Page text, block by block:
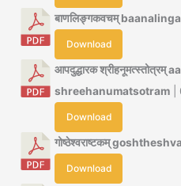
बाणलिङ्गकवचम्
Download
आपदुद्धारक
shreehanumatsotram |
Download
गोष्ठेश्वराष्टकम्
Download